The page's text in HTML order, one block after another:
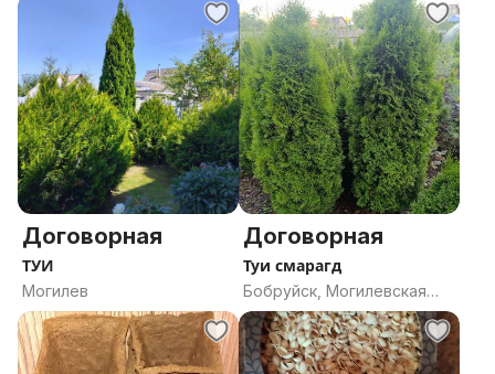
Сегодня на 05042026
Груша:
Талгарская красавица
Ноябрьская
Любимица Клаппа
Просто Мария
и два вида( сорт не известен).
Добавлены будут с 060426 три груши 'домашних
сортов по обмену :
ШаЛуНья,
БориСАн,
БорисМэн.
Договорная
ТУИ
Могилев
Договорная
Туи смарагд
Бобруйск, Могилевская
область